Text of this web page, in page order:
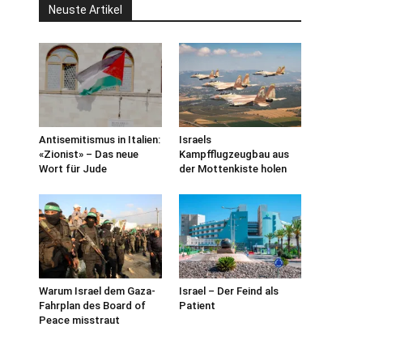
Neuste Artikel
Antisemitismus in Italien:
«Zionist» – Das neue
Wort für Jude
Israels
Kampfflugzeugbau aus
der Mottenkiste holen
Warum Israel dem Gaza-
Fahrplan des Board of
Peace misstraut
Israel – Der Feind als
Patient